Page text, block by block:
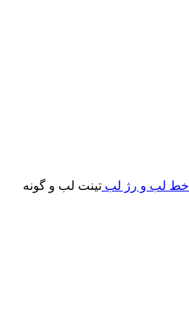
خط لب و رژ لب تینت لب و گونه